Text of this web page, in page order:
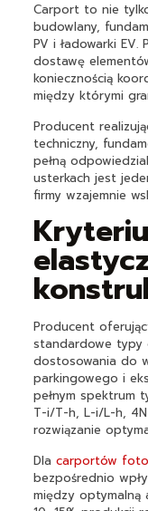
Carport to nie
budowlany,
PV i ładowarki EV.
dostawę
koniecznością
między którymi
Producent
techniczny,
pełną
usterkach jest
firmy wzajemnie
Producent
standardowe typy
dostosowania do
parkingowego i
pełnym spektrum
T-i/T-h, L-i/L-h,
rozwiązanie
Dla carportów
bezpośrednio
między optymalną